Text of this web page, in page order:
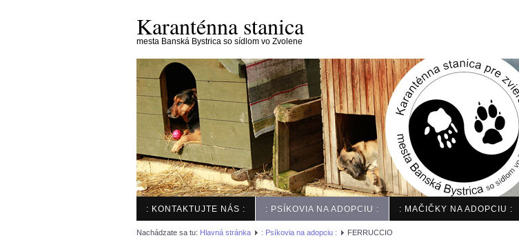
Karanténna stanica
mesta Banská Bystrica so sídlom vo Zvolene
: KONTAKTUJTE NÁS : : PSÍKOVIA NA ADOPCIU : : MAČIČKY NA ADOPCIU :
Nachádzate sa tu: Hlavná stránka : Psíkovia na adopciu : FERRUCCIO